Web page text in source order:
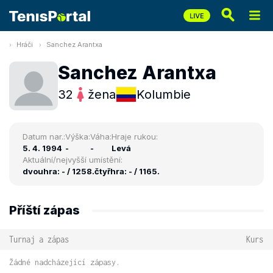
Hráči Sanchez Arantxa
Sanchez Arantxa
32 žena Kolumbie
Datum nar.:
5. 4. 1994
Výška:
-
Váha:
-
Hraje rukou:
Levá
Aktuální/nejvyšší umístění:
dvouhra: - / 1258.čtyřhra: - / 1165.
Příští zápas
Turnaj a zápas Kurs
Žádné nadcházející zápasy.